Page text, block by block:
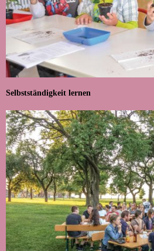
Selbstständigkeit lernen